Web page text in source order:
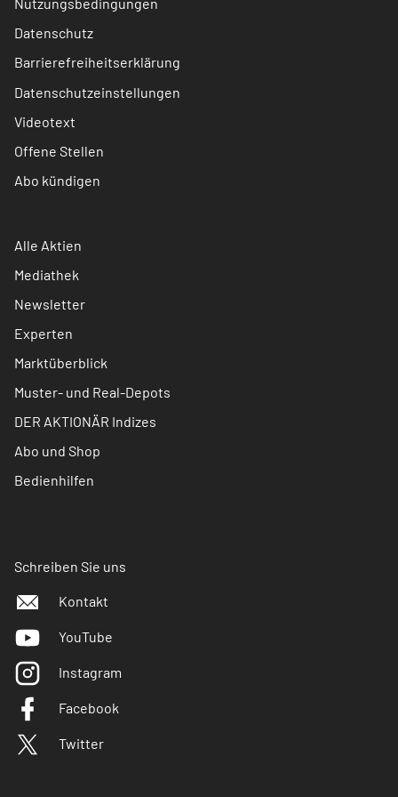
Datenschutz
Barrierefreiheitserklärung
Datenschutzeinstellungen
Videotext
Offene Stellen
Abo kündigen
Alle Aktien
Mediathek
Newsletter
Experten
Marktüberblick
Muster- und Real-Depots
DER AKTIONÄR Indizes
Abo und Shop
Bedienhilfen
Schreiben Sie uns
Kontakt
YouTube
Instagram
Facebook
Twitter